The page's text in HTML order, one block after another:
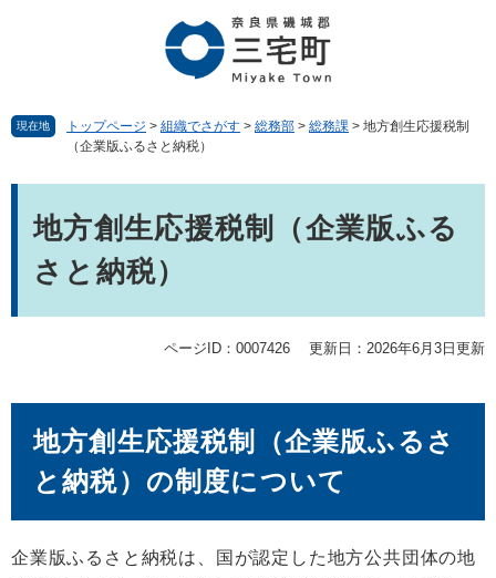
現在地 トップページ > 組織でさがす > 総務部 > 総務課 > 地方創生応援税制
（企業版ふるさと納税）
地方創生応援税制（企業版ふる
さと納税）
ページID：0007426 更新日：2026年6月3日更新
地方創生応援税制（企業版ふるさ
と納税）の制度について
企業版ふるさと納税は、国が認定した地方公共団体の地